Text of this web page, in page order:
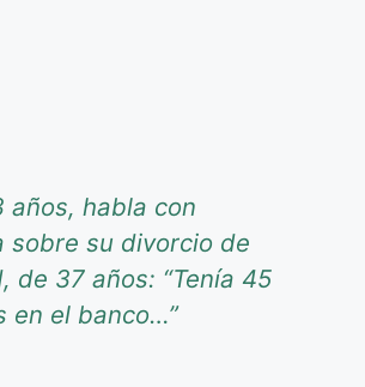
años, habla con
sobre su divorcio de
de 37 años: “Tenía 45
en el banco…”